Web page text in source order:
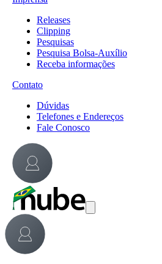
Releases
Clipping
Pesquisas
Pesquisa Bolsa-Auxílio
Receba informações
Contato
Dúvidas
Telefones e Endereços
Fale Conosco